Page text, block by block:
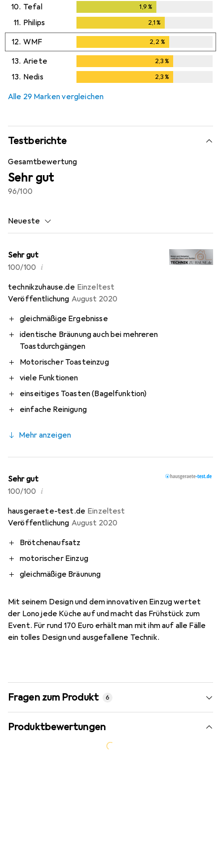
10. Tefal 1,9%
11. Philips 2,1%
12. WMF 2,2 %
13. Ariete 2,3%
13. Nedis 2,3%
Alle 29 Marken vergleichen
Testberichte
Gesamtbewertung
Sehr gut
96/100
Neueste
Sehr gut
100/100 i
technikzuhause.de Einzeltest
Veröffentlichung August 2020
gleichmäßige Ergebnisse
identische Bräunung auch bei mehreren
Toastdurchgängen
Motorischer Toasteinzug
viele Funktionen
einseitiges Toasten (Bagelfunktion)
einfache Reinigung
Mehr anzeigen
Sehr gut
100/100 i
hausgeraete-test.de Einzeltest
Veröffentlichung August 2020
Brötchenaufsatz
motorischer Einzug
gleichmäßige Bräunung
Mit seinem Design und dem innovativen Einzug wertet
der Lono jede Küche auf und macht das Frühstück zum
Event. Für rund 170 Euro erhält man mit ihm auf alle Fälle
ein tolles Design und ausgefallene Technik.
Fragen zum Produkt 6
Produktbewertungen